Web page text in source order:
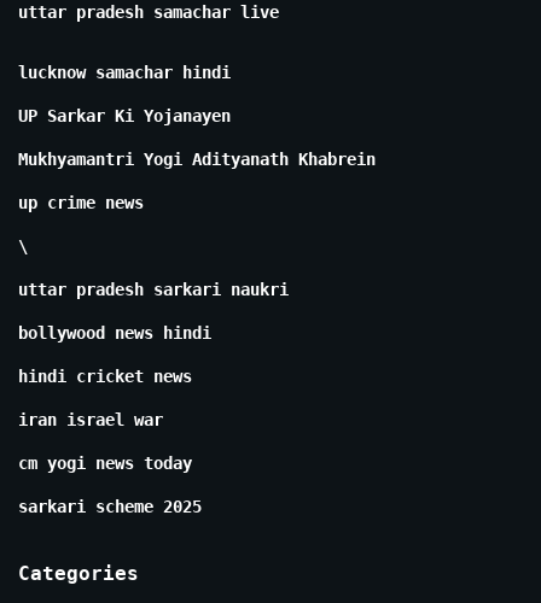
uttar pradesh samachar live
lucknow samachar hindi
UP Sarkar Ki Yojanayen
Mukhyamantri Yogi Adityanath Khabrein
up crime news
\
uttar pradesh sarkari naukri
bollywood news hindi
hindi cricket news
iran israel war
cm yogi news today
sarkari scheme 2025
Categories